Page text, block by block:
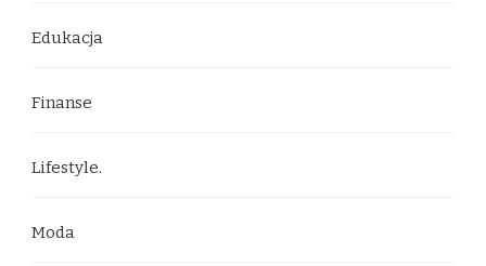
Edukacja
Finanse
Lifestyle.
Moda